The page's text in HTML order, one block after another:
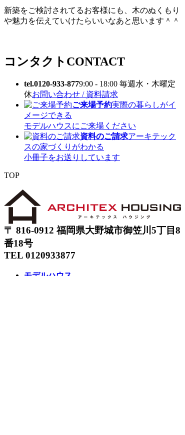
新築をご検討されてるお客様にも、木のぬくもり
や魅力を伝えていけたらいいなあと思います＾＾
コンタクト CONTACT
tel.0120-933-8779:00 - 18:00 毎週水・木曜定
休お問い合わせ / 資料請求
ご来場予約実際の暮らしがイ
メージできる
モデルハウスにご来場ください
資料のご請求アーキテック
スの家づくりがわかる
小冊子をお送りしています
TOP
〒 816-0912 福岡県大野城市御笠川5丁目8
番18号
TEL 0120933877
モデルハウス